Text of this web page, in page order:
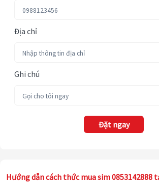
Địa chỉ
Ghi chú
Đặt ngay
Hướng dẫn cách thức mua sim 0853142888